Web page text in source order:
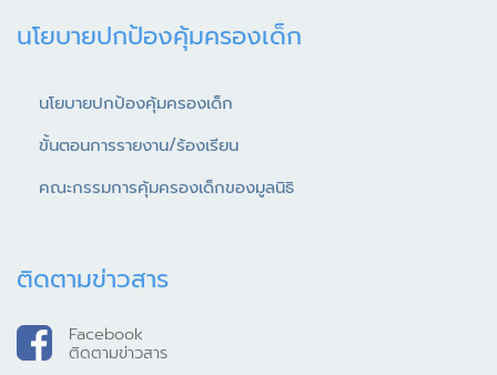
นโยบายปกป้องคุ้มครองเด็ก
นโยบายปกป้องคุ้มครองเด็ก
ขั้นตอนการรายงาน/ร้องเรียน
คณะกรรมการคุ้มครองเด็กของมูลนิธิ
ติดตามข่าวสาร
Facebook
ติดตามข่าวสาร